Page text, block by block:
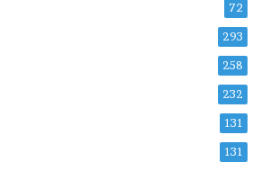
72
293
258
232
131
131